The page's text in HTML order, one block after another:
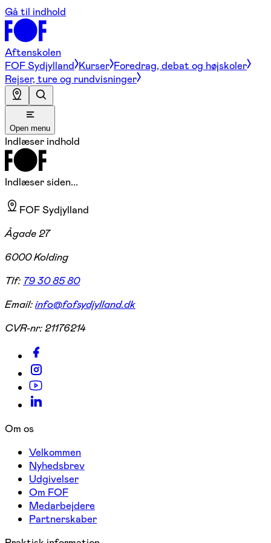
Gå til indhold
Aftenskolen
FOF Sydjylland Kurser Foredrag, debat og højskoler
Rejser, ture og rundvisninger
Open menu
Indlæser indhold
Indlæser siden...
FOF Sydjylland
Ågade 27
6000 Kolding
Tlf: 79 30 85 80
Email:info@fofsydjylland.dk
CVR-nr:21176214
Om os
Velkommen
Nyhedsbrev
Udgivelser
Om FOF
Medarbejdere
Partnerskaber